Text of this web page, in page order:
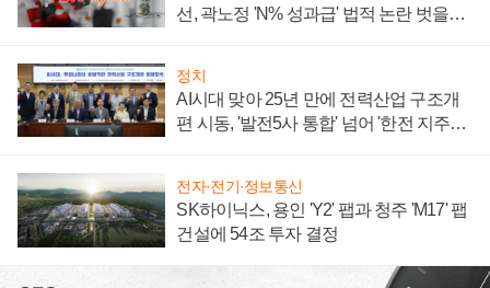
선, 곽노정 'N% 성과급' 법적 논란 벗을지
정치
AI시대 맞아 25년 만에 전력산업 구조개
편 시동, '발전5사 통합' 넘어 '한전 지주사'
전자·전기·정보통신
SK하이닉스, 용인 'Y2' 팹과 청주 'M17' 팹
건설에 54조 투자 결정